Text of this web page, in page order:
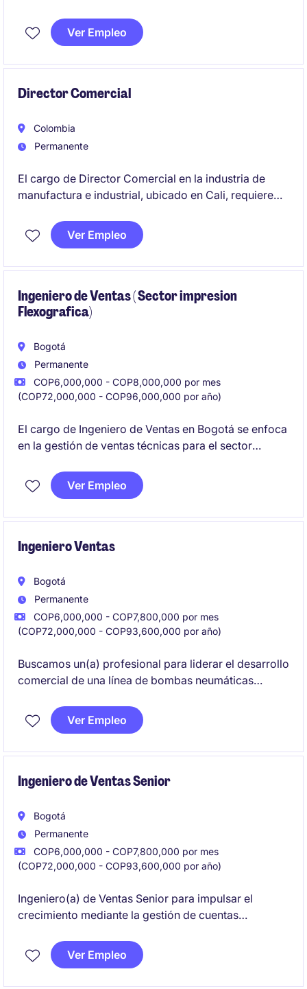
manufacturero. La posición tendrá un rol estratégico
en la gestión del mantenimiento, la ejecución de
Ver Empleo
Director Comercial
Colombia
Permanente
El cargo de Director Comercial en la industria de
manufactura e industrial, ubicado en Cali, requiere
ventas y fomentar el crecimiento comercial. Este rol
se centra en la planificación, ejecución y supervisión
Ver Empleo
Ingeniero de Ventas ( Sector impresion
Flexografica)
Bogotá
Permanente
COP6,000,000 - COP8,000,000 por mes
(COP72,000,000 - COP96,000,000 por año)
El cargo de Ingeniero de Ventas en Bogotá se enfoca
en la gestión de ventas técnicas para el sector
será la Gestion y desarrollo de las líneas de
fotopolímeros y maquinaria flexográfica y
Ver Empleo
Ingeniero Ventas
Bogotá
Permanente
COP6,000,000 - COP7,800,000 por mes
(COP72,000,000 - COP93,600,000 por año)
Buscamos un(a) profesional para liderar el desarrollo
comercial de una línea de bombas neumáticas
generación de nuevos negocios y el crecimiento de
la participación de esta línea en Colombia.
Ver Empleo
Ingeniero de Ventas Senior
Bogotá
Permanente
COP6,000,000 - COP7,800,000 por mes
(COP72,000,000 - COP93,600,000 por año)
Ingeniero(a) de Ventas Senior para impulsar el
crecimiento mediante la gestión de cuentas
Idealmente, experiencia en industrias químicas,
detergencia, limpieza institucional, lavandería
Ver Empleo